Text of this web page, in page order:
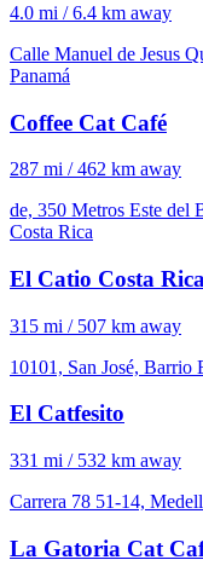
4.0 mi / 6.4 km away
Calle Manuel de Jesus
Panamá
Coffee Cat Café
287 mi / 462 km away
de, 350 Metros Este del
Costa Rica
El Catio Costa Rica
315 mi / 507 km away
10101, San José, Barrio
El Catfesito
331 mi / 532 km away
Carrera 78 51-14,
La Gatoria Cat